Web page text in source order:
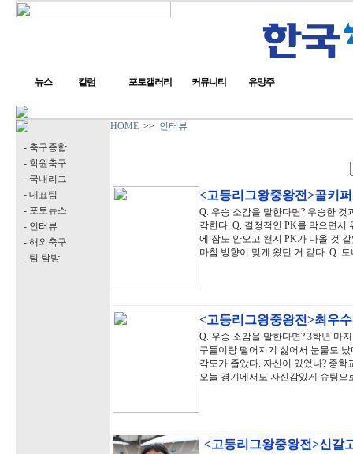
뉴스 칼럼 포토갤러리 커뮤니티 유망주
- 축구종합
- 학원축구
- 국내리그
- 대표팀
- 포토뉴스
- 인터뷰
- 해외축구
- 팀 탐방
HOME >> 인터뷰
<고등리그왕중왕전>골키
Q. 우승 소감을 말한다면? 우승한
각한다. Q. 결정적인 PK를 막으면서
에 잠도 안오고 왠지 PK가 나올 것
마침 방향이 맞게 왔던 거 같다. Q.
<고등리그왕중왕전>최우
Q. 우승 소감을 말한다면? 3학년 마
구들이랑 떨어지기 싫어서 눈물도
각도가 좁았다. 자신이 있었나? 중
오늘 경기에서도 자신감있게 슈팅
<고등리그왕중왕전>신갈